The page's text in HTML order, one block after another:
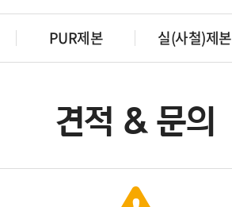
PUR제본 실(사철)제본
견적 & 문의